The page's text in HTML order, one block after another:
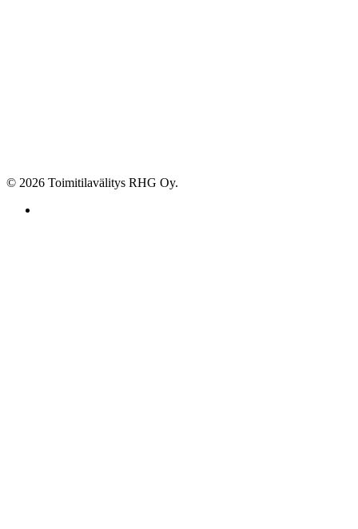
© 2026 Toimitilavälitys RHG Oy.